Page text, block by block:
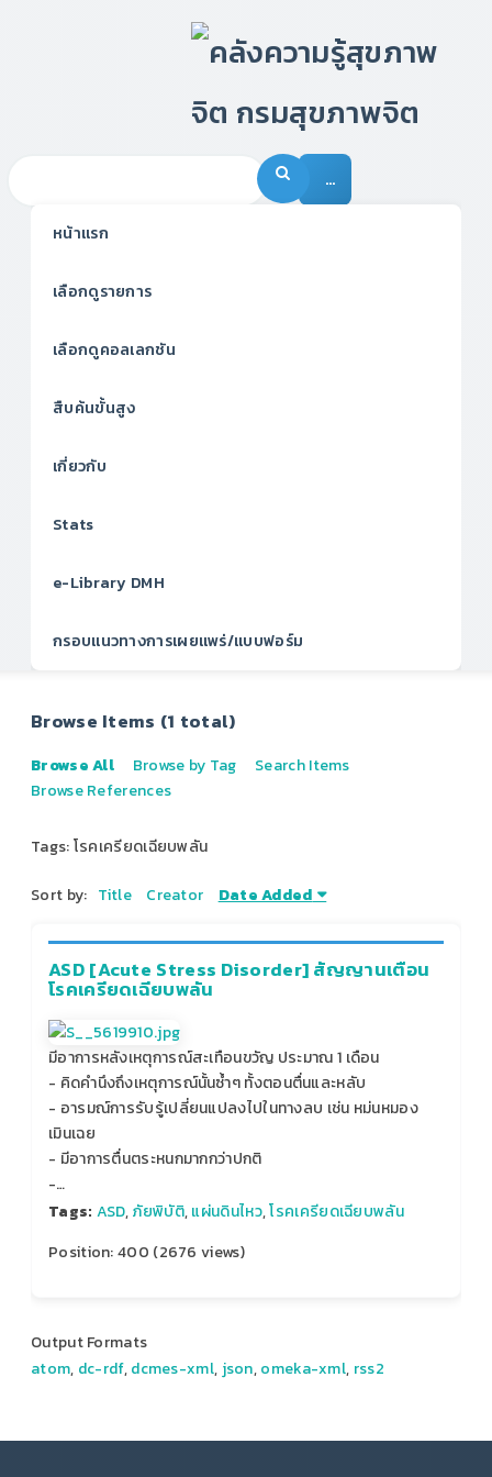
…
หน้าแรก
เลือกดูรายการ
เลือกดูคอลเลกชัน
สืบค้นขั้นสูง
เกี่ยวกับ
Stats
e-Library DMH
กรอบแนวทางการเผยแพร่/แบบฟอร์ม
Browse Items (1 total)
Browse All Browse by Tag
Search Items
Browse References
Tags: โรคเครียดเฉียบพลัน
Sort by: Title Creator Date Added
ASD [Acute Stress Disorder] สัญญานเตือน
โรคเครียดเฉียบพลัน
มีอาการหลังเหตุการณ์สะเทือนขวัญ ประมาณ 1 เดือน
- คิดคำนึงถึงเหตุการณ์นั้นซ้ำๆ ทั้งตอนตื่นและหลับ
- อารมณ์การรับรู้เปลี่ยนแปลงไปในทางลบ เช่น หม่นหมอง
เมินเฉย
- มีอาการตื่นตระหนกมากกว่าปกติ
-…
Tags: ASD,ภัยพิบัติ,แผ่นดินไหว,โรคเครียดเฉียบพลัน
Position:400 (2676 views)
Output Formats
atom, dc-rdf,dcmes-xml, json,omeka-xml, rss2